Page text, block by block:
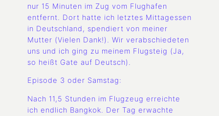
nur 15 Minuten im Zug vom Flughafen
entfernt. Dort hatte ich letztes Mittagessen
in Deutschland, spendiert von meiner
Mutter (Vielen Dank!). Wir verabschiedeten
uns und ich ging zu meinem Flugsteig (Ja,
so heißt Gate auf Deutsch).
Episode 3 oder Samstag:
Nach 11,5 Stunden im Flugzeug erreichte
ich endlich Bangkok. Der Tag erwachte